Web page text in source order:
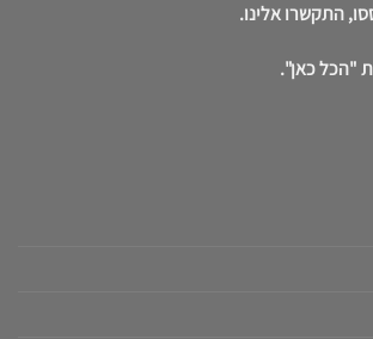
התקשרו אלינו.
"הכל כאן".